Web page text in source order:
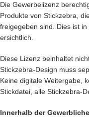
Die Gewerbelizenz
Produkte von Stickzebra,
freigegeben sind. Dies ist
ersichtlich.
Diese Lizenz beinhaltet
Stickzebra-Design muss
Keine digitale Weitergabe,
Stickdatei, alle Stickzebra-
Innerhalb der